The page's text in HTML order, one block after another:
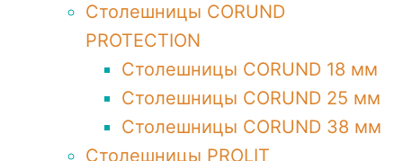
Столешницы CORUND
PROTECTION
Столешницы CORUND 18 мм
Столешницы CORUND 25 мм
Столешницы CORUND 38 мм
Столешницы PROLIT